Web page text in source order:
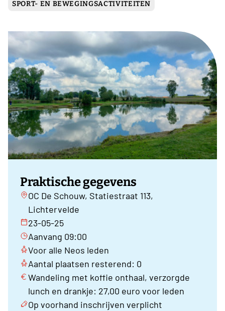
SPORT- EN BEWEGINGSACTIVITEITEN
Praktische gegevens
OC De Schouw, Statiestraat 113,
Lichtervelde
23-05-25
Aanvang 09:00
Voor alle Neos leden
Aantal plaatsen resterend: 0
Wandeling met koffie onthaal, verzorgde
lunch en drankje: 27,00 euro voor leden
Op voorhand inschrijven verplicht